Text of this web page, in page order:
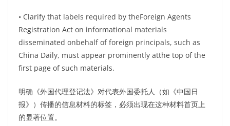
• Clarify that labels required by theForeign Agents
Registration Act on informational materials
disseminated onbehalf of foreign principals, such as
China Daily, must appear prominently atthe top of the
first page of such materials.
明确《外国代理登记法》对代表外国委托人（如《中国日
报》）传播的信息材料的标签，必须出现在这种材料首页上
的显著位置。